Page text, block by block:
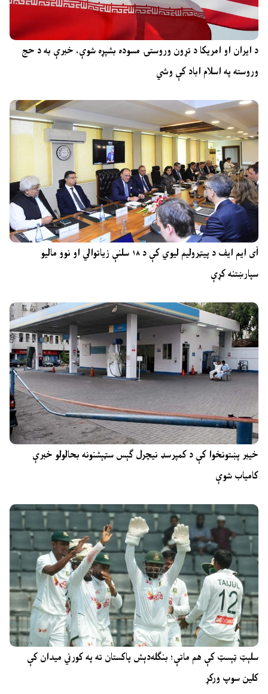
د ایران او امریکا د تړون وروستۍ مسوده بشپړه شوې، خبرې به د حج
وروسته په اسلام اباد کې وشي
آی ایم ایف د پیټرولیم لیوي کې د ۱۸ سلنې زیاتوالي او نوو مالیو
سپارښتنه کړې
خیبر پښتونخوا کې د کمپرسډ نیچرل ګېس سټېشنونه بحالولو خبرې
کامیاب شوې
سلېټ ټېسټ کې هم ماتې؛ بنګله‌دېش پاکستان ته په کورني میدان کې
کلین سوپ ورکړ